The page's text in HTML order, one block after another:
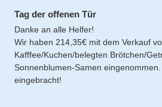
Tag der offenen Tür
Danke an alle Helfer!
Wir haben 214,35€ mit dem Verkauf
Kafffee/Kuchen/belegten Brötchen/
Sonnenblumen-Samen
eingebracht!